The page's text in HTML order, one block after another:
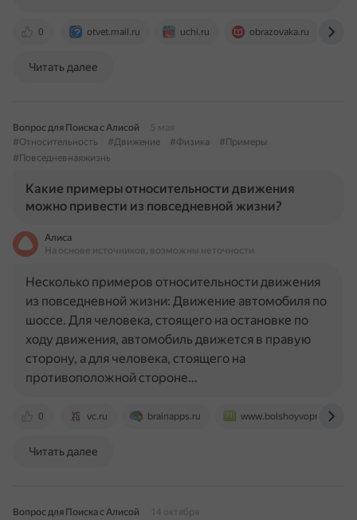
0 otvet.mail.ru uchi.ru obrazovaka.ru
Читать далее
Вопрос для Поиска с Алисой
5 мая
#Относительность
#Движение #Физика
#Примеры
#Повседневнаяжизнь
Какие примеры относительности движения
можно привести из повседневной жизни?
Алиса
На основе источников, возможны неточности
0 vc.ru brainapps.ru www.bolshoyvopros.ru
Несколько примеров относительности движения
из повседневной жизни: Движение автомобиля по
шоссе. Для человека, стоящего на остановке по
ходу движения, автомобиль движется в правую
сторону, а для человека, стоящего на
противоположной стороне…
Читать далее
Вопрос для Поиска с Алисой
14 октября